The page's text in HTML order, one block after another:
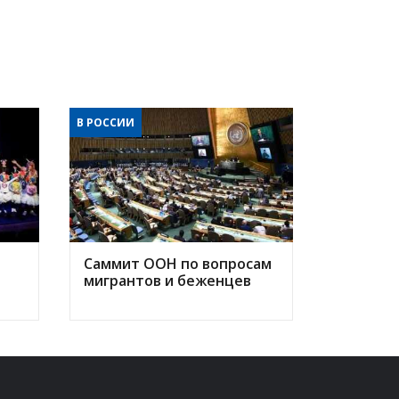
В РОССИИ
Саммит ООН по вопросам
мигрантов и беженцев